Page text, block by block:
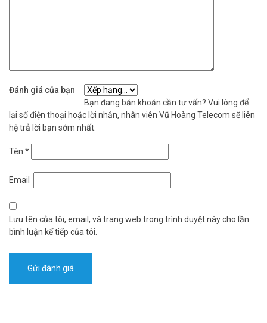
Đánh giá của bạn
Bạn đang băn khoăn cần tư vấn? Vui lòng để
lại số điện thoại hoặc lời nhắn, nhân viên Vũ Hoàng Telecom sẽ liên
hệ trả lời bạn sớm nhất.
Tên *
Email
Lưu tên của tôi, email, và trang web trong trình duyệt này cho lần
bình luận kế tiếp của tôi.